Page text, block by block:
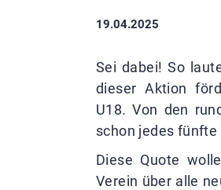
19.04.2025
Sei dabei! So
dieser Aktion
U18. Von den
schon jedes
Diese Quote
Verein über alle